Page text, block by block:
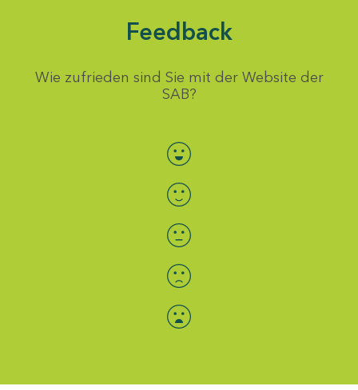
Feedback
Wie zufrieden sind Sie mit der Website der
SAB?
Bewertung auswählen